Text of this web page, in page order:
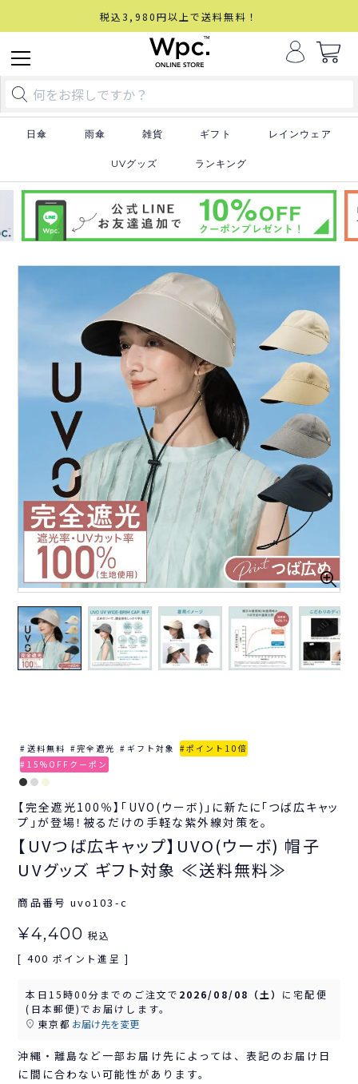
税込3,980円以上で送料無料！
日傘 雨傘 雑貨 ギフト レインウェア
UVグッズ ランキング
送料無料 完全遮光 ギフト対象
ポイント10倍
15%OFFクーポン
【完全遮光100％】「UVO(ウーボ)」に新たに「つば広キャッ
プ」が登場！被るだけの手軽な紫外線対策を。
【UVつば広キャップ】UVO(ウーボ) 帽子
UVグッズ ギフト対象 ≪送料無料≫
商品番号 uvo103-c
¥4,400 税込
[ 400 ポイント進呈 ]
本日 15時00分 までのご注文で 2026/08/08（土） に宅配便
(日本郵便)でお届けします。
東京都 お届け先を変更
沖縄・離島など一部お届け先によっては、表記のお届け日
に間に合わない可能性があります。